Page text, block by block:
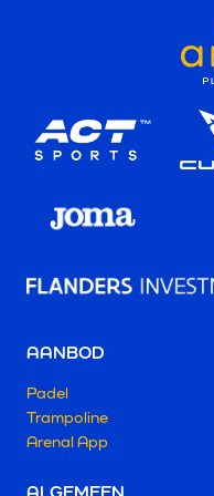
AANBOD
Padel
Trampoline
Arenal App